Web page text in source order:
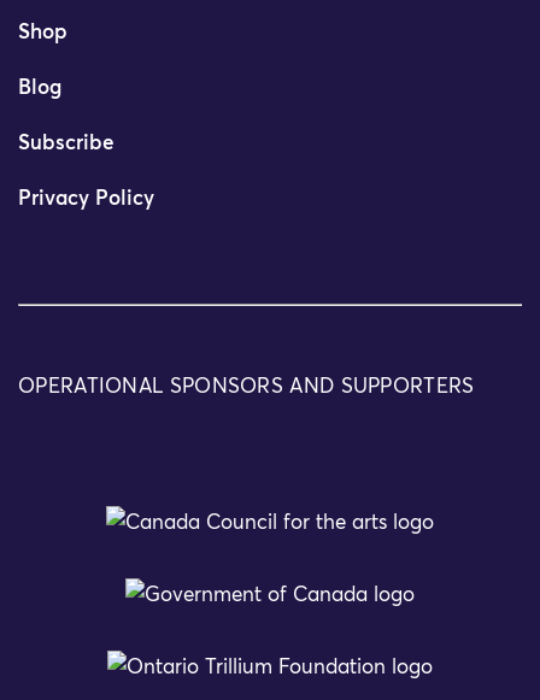
Shop
Blog
Subscribe
Privacy Policy
OPERATIONAL SPONSORS AND SUPPORTERS